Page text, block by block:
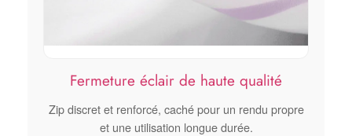
Fermeture éclair de haute qualité
Zip discret et renforcé, caché pour un rendu propre
et une utilisation longue durée.